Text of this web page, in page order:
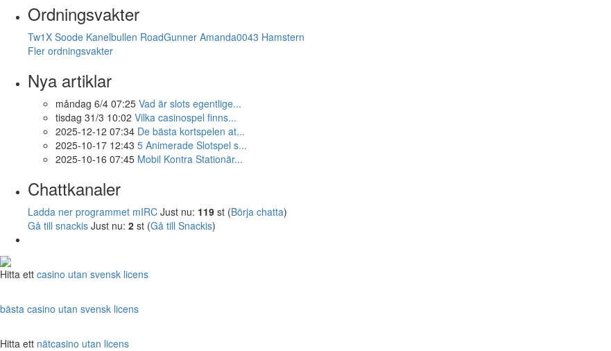
Ordningsvakter
Tw1X Soode Kanelbullen RoadGunner Amanda0043 Hamstern
Fler ordningsvakter
Nya artiklar
måndag 6/4 07:25 Vad är slots egentlige...
tisdag 31/3 10:02 Vilka casinospel finns...
2025-12-12 07:34 De bästa kortspelen at...
2025-10-17 12:43 5 Animerade Slotspel s...
2025-10-16 07:45 Mobil Kontra Stationär...
Chattkanaler
Ladda ner programmet mIRC Just nu: 119 st (Börja chatta)
Gå till snackis Just nu: 2 st (Gå till Snackis)
Hitta ett casino utan svensk licens
bästa casino utan svensk licens
Hitta ett nätcasino utan licens